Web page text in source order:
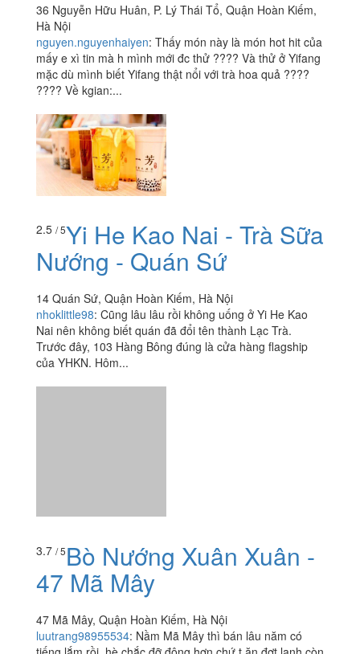
36 Nguyễn Hữu Huân, P. Lý Thái Tổ, Quận Hoàn Kiếm,
Hà Nội
nguyen.nguyenhaiyen: Thấy món này là món hot hit của
mấy e xì tin mà h mình mới đc thử ???? Và thử ở Yifang
mặc dù mình biết Yifang thật nổi với trà hoa quả ????
???? Về kgian:...
2.5 / 5Yi He Kao Nai - Trà Sữa
Nướng - Quán Sứ
14 Quán Sứ, Quận Hoàn Kiếm, Hà Nội
nhoklittle98: Cũng lâu lâu rồi không uống ở Yi He Kao
Nai nên không biết quán đã đổi tên thành Lạc Trà.
Trước đây, 103 Hàng Bông đúng là cửa hàng flagship
của YHKN. Hôm...
3.7 / 5Bò Nướng Xuân Xuân -
47 Mã Mây
47 Mã Mây, Quận Hoàn Kiếm, Hà Nội
luutrang98955534: Nầm Mã Mây thì bán lâu năm có